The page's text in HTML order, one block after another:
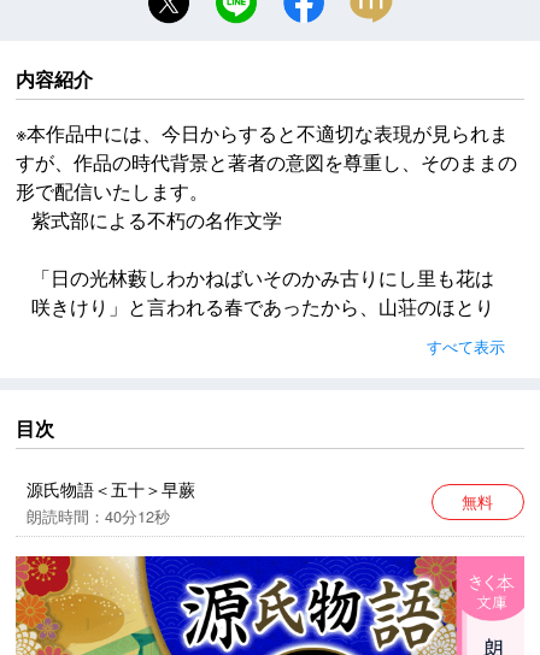
内容紹介
※本作品中には、今日からすると不適切な表現が見られま
すが、作品の時代背景と著者の意図を尊重し、そのままの
形で配信いたします。
紫式部による不朽の名作文学
「日の光林藪しわかねばいそのかみ古りにし里も花は
咲きけり」と言われる春であったから、山荘のほとり
のにおいやかになった光を見ても、宇治の中の君は、
どうして自分は今まで生きていられたのであろうと、
※本作品中には、今日からすると不適切な表現が見られ
ますが、作品の時代背景と著者の意図を尊重し、その
ままの形で配信いたします。
すべて表示
目次
源氏物語＜五十＞早蕨
朗読時間：40分12秒
無料